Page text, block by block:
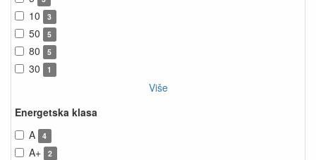
10 3
50 5
80 5
30 1
Više
Energetska klasa
A
4
A+ 2